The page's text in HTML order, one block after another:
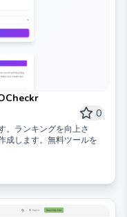
0
。ランキングを向上さ
成します。無料ツールを